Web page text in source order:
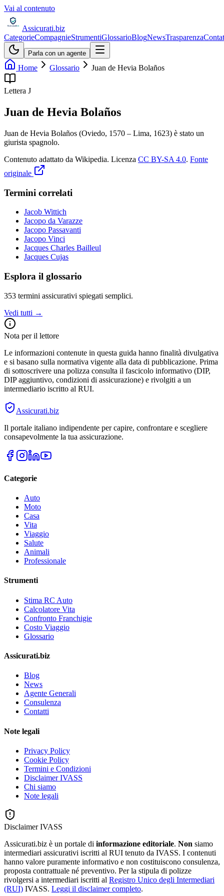
Vai al contenuto
Assicurati.biz
CategorieCompagnieStrumentiGlossarioBlogNewsTrasparenza
Parla con un agente
Home Glossario Juan de Hevia Bolaños
Lettera J
Juan de Hevia Bolaños
Juan de Hevia Bolaños (Oviedo, 1570 – Lima, 1623) è stato un
giurista spagnolo.
Contenuto adattato da Wikipedia. Licenza CC BY-SA 4.0. Fonte
originale
Termini correlati
Jacob Wittich
Jacopo da Varazze
Jacopo Passavanti
Jacopo Vinci
Jacques Charles Bailleul
Jacques Cujas
Esplora il glossario
353 termini assicurativi spiegati semplici.
Vedi tutti →
Nota per il lettore
Le informazioni contenute in questa guida hanno finalità divulgativa
e si basano sulla normativa vigente alla data di pubblicazione. Prima
di sottoscrivere una polizza consulta il fascicolo informativo (DIP,
DIP aggiuntivo, condizioni di assicurazione) e rivolgiti a un
intermediario iscritto al RUI.
Assicurati.biz
Il portale italiano indipendente per capire, confrontare e scegliere
consapevolmente la tua assicurazione.
Categorie
Auto
Moto
Casa
Vita
Viaggio
Salute
Animali
Professionale
Strumenti
Stima RC Auto
Calcolatore Vita
Confronto Franchigie
Costo Viaggio
Glossario
Assicurati.biz
Blog
News
Agente Generali
Consulenza
Contatti
Note legali
Privacy Policy
Cookie Policy
Termini e Condizioni
Disclaimer IVASS
Chi siamo
Note legali
Disclaimer IVASS
Assicurati.biz è un portale di informazione editoriale. Non siamo
intermediari assicurativi iscritti al RUI tenuto da IVASS. I contenuti
hanno valore puramente informativo e non costituiscono consulenza,
proposta contrattuale né preventivo. Per la stipula di polizze
rivolgersi a intermediari iscritti al Registro Unico degli Intermediari
(RUI) IVASS. Leggi il disclaimer completo.